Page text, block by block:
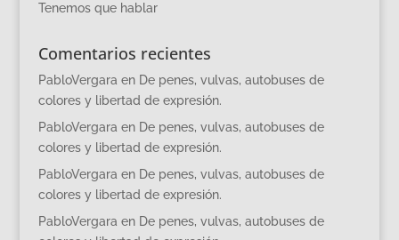
Tenemos que hablar
Comentarios recientes
PabloVergara en De penes, vulvas, autobuses de
colores y libertad de expresión.
PabloVergara en De penes, vulvas, autobuses de
colores y libertad de expresión.
PabloVergara en De penes, vulvas, autobuses de
colores y libertad de expresión.
PabloVergara en De penes, vulvas, autobuses de